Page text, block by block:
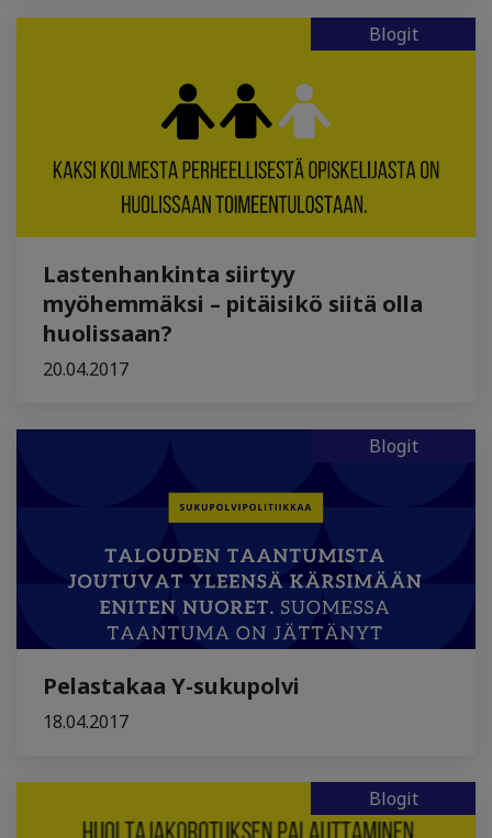
Blogit
Lastenhankinta siirtyy
myöhemmäksi – pitäisikö siitä olla
huolissaan?
20.04.2017
Blogit
Pelastakaa Y-sukupolvi
18.04.2017
Blogit